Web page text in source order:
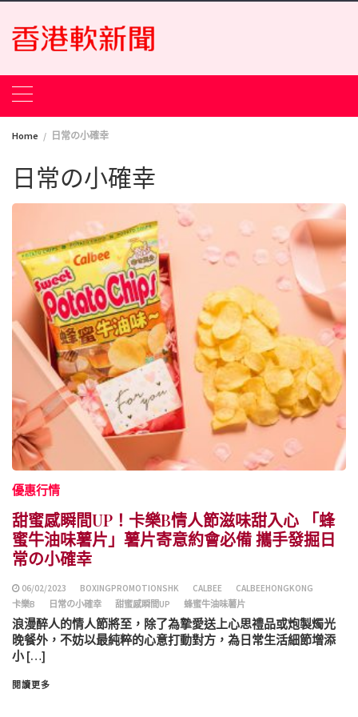
Skip
content
Home 日常の小確幸
日常の小確幸
優惠行情
甜蜜感瞬間UP！卡樂B情人節滋味甜入心 「蜂
蜜牛油味薯片」薯片寄意約會必備 攜手發掘日
常の小確幸
06/02/2023 BOXINGPROMOTIONSHK CALBEE
CALBEEHONGKONG
卡樂B
日常の小確幸 甜蜜感瞬間UP 蜂蜜牛油味薯片
浪漫醉人的情人節將至，除了為摯愛送上心思禮品或炮製燭光
晚餐外，不妨以最純粹的心意打動對方，為日常生活細節增添
小 […]
閱讀更多